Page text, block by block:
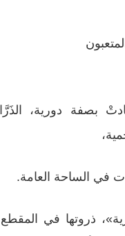
بصفة دورية،
في الساحة العامة.
ذروتها في